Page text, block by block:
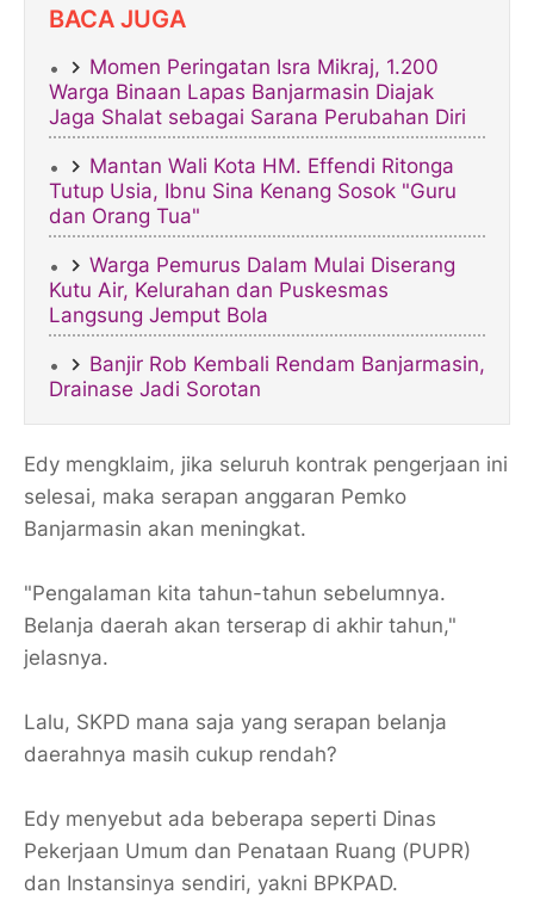
BACA JUGA
Momen Peringatan Isra Mikraj, 1.200
Warga Binaan Lapas Banjarmasin Diajak
Jaga Shalat sebagai Sarana Perubahan Diri
Mantan Wali Kota HM. Effendi Ritonga
Tutup Usia, Ibnu Sina Kenang Sosok "Guru
dan Orang Tua"
Warga Pemurus Dalam Mulai Diserang
Kutu Air, Kelurahan dan Puskesmas
Langsung Jemput Bola
Banjir Rob Kembali Rendam Banjarmasin,
Drainase Jadi Sorotan
Edy mengklaim, jika seluruh kontrak pengerjaan ini
selesai, maka serapan anggaran Pemko
Banjarmasin akan meningkat.
"Pengalaman kita tahun-tahun sebelumnya.
Belanja daerah akan terserap di akhir tahun,"
jelasnya.
Lalu, SKPD mana saja yang serapan belanja
daerahnya masih cukup rendah?
Edy menyebut ada beberapa seperti Dinas
Pekerjaan Umum dan Penataan Ruang (PUPR)
dan Instansinya sendiri, yakni BPKPAD.